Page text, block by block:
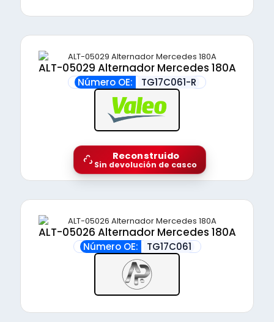
ALT-05029 Alternador Mercedes 180A
Número OE: TG17C061-R
Reconstruido
Sin devolución de casco
ALT-05026 Alternador Mercedes 180A
Número OE: TG17C061